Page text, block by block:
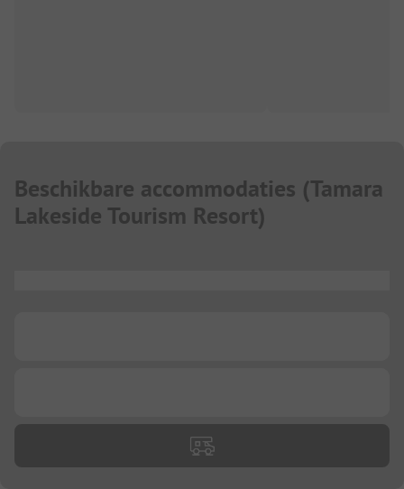
Beschikbare accommodaties (Tamara
Lakeside Tourism Resort)